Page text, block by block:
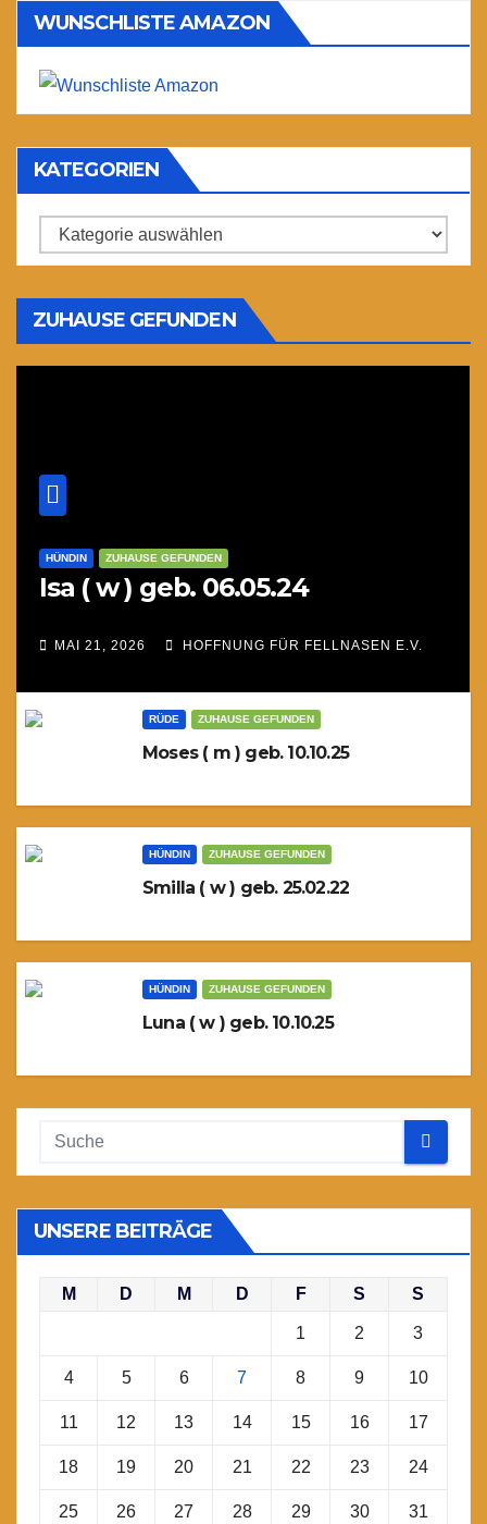
WUNSCHLISTE AMAZON
KATEGORIEN
Kategorien
ZUHAUSE GEFUNDEN
HÜNDIN ZUHAUSE GEFUNDEN
Isa ( w ) geb. 06.05.24
MAI 21, 2026 HOFFNUNG FÜR FELLNASEN E.V.
RÜDE ZUHAUSE GEFUNDEN
Moses ( m ) geb. 10.10.25
HÜNDIN ZUHAUSE GEFUNDEN
Smilla ( w ) geb. 25.02.22
HÜNDIN ZUHAUSE GEFUNDEN
Luna ( w ) geb. 10.10.25
UNSERE BEITRÄGE
M D M D F S S
1 2 3
4 5 6 7 8 9 10
11 12 13 14 15 16 17
18 19 20 21 22 23 24
25 26 27 28 29 30 31